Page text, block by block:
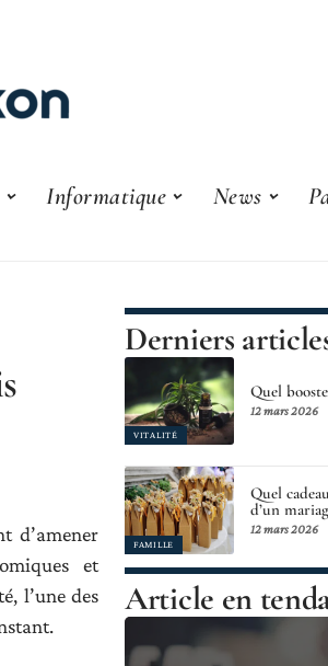
Informatique News
d’amener
et
l’une des
Derniers
VITALITÉ
Quel
12 mars 2026
FAMILLE
Quel
d’un
12 mars 2026
Article en